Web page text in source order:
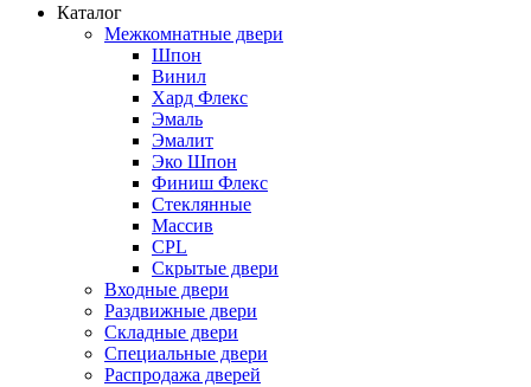
Каталог
Межкомнатные двери
Шпон
Винил
Хард Флекс
Эмаль
Эмалит
Эко Шпон
Финиш Флекс
Стеклянные
Массив
CPL
Скрытые двери
Входные двери
Раздвижные двери
Складные двери
Специальные двери
Распродажа дверей